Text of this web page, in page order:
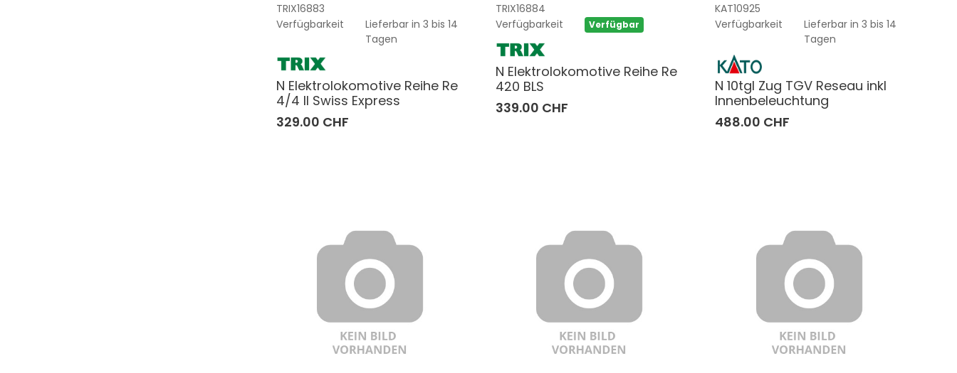
TRIX16883
Verfügbarkeit
Lieferbar in 3 bis 14
Tagen
N Elektrolokomotive Reihe Re
4/4 II Swiss Express
329.00 CHF
TRIX16884
Verfügbarkeit
Verfügbar
N Elektrolokomotive Reihe Re
420 BLS
339.00 CHF
KAT10925
Verfügbarkeit
Lieferbar in 3 bis 14
Tagen
N 10tgl Zug TGV Reseau inkl
Innenbeleuchtung
488.00 CHF